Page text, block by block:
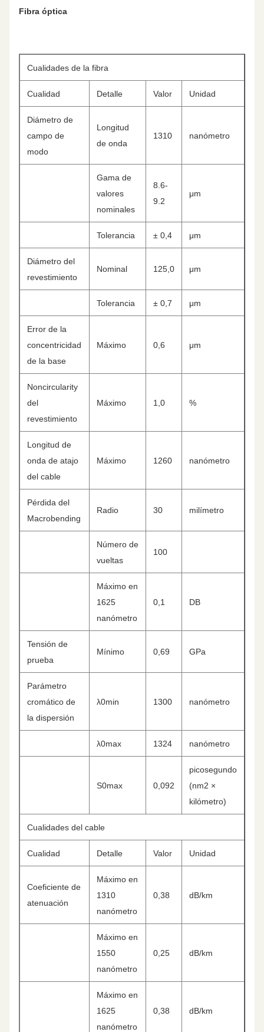
Fibra óptica
Cualidades de la fibra
Cualidad Detalle Valor Unidad
Diámetro de
campo de
modo
Longitud
de onda
1310 nanómetro
Gama de
valores
nominales
8.6-
9.2
μm
Tolerancia ± 0,4 μm
Diámetro del
revestimiento
Nominal 125,0 μm
Tolerancia ± 0,7 μm
Error de la
concentricidad
de la base
Máximo 0,6 μm
Noncircularity
del
revestimiento
Máximo 1,0 %
Longitud de
onda de atajo
del cable
Máximo 1260 nanómetro
Pérdida del
Macrobending
Radio 30 milímetro
Número de
vueltas
100
Máximo en
1625
nanómetro
0,1 DB
Tensión de
prueba
Mínimo 0,69 GPa
Parámetro
cromático de
la dispersión
λ0min 1300 nanómetro
λ0max 1324 nanómetro
S0max 0,092
picosegundo
(nm2 ×
kilómetro)
Cualidades del cable
Cualidad Detalle Valor Unidad
Coeficiente de
atenuación
Máximo en
1310
nanómetro
0,38 dB/km
Máximo en
1550
nanómetro
0,25 dB/km
Máximo en
1625
nanómetro
0,38 dB/km